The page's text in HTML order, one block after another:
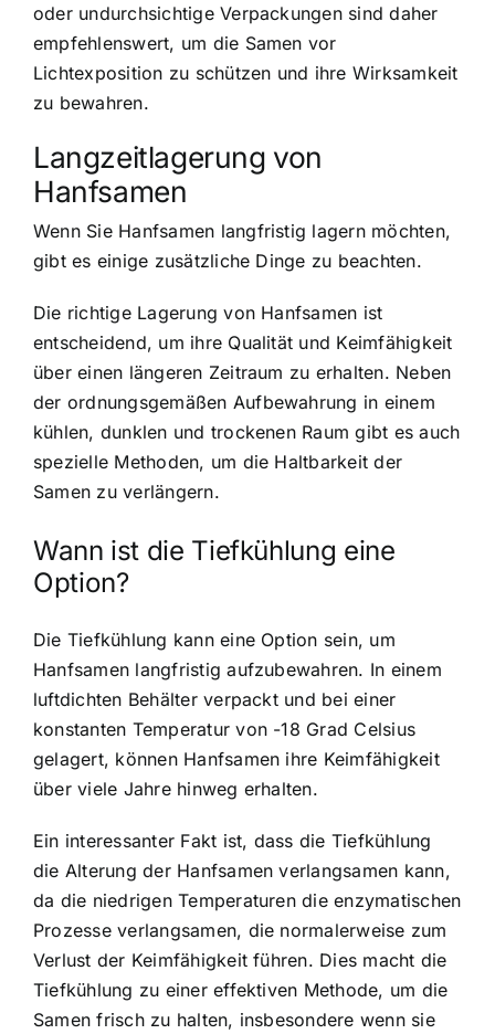
oder undurchsichtige Verpackungen sind daher
empfehlenswert, um die Samen vor
Lichtexposition zu schützen und ihre Wirksamkeit
zu bewahren.
Langzeitlagerung von
Hanfsamen
Wenn Sie Hanfsamen langfristig lagern möchten,
gibt es einige zusätzliche Dinge zu beachten.
Die richtige Lagerung von Hanfsamen ist
entscheidend, um ihre Qualität und Keimfähigkeit
über einen längeren Zeitraum zu erhalten. Neben
der ordnungsgemäßen Aufbewahrung in einem
kühlen, dunklen und trockenen Raum gibt es auch
spezielle Methoden, um die Haltbarkeit der
Samen zu verlängern.
Wann ist die Tiefkühlung eine
Option?
Die Tiefkühlung kann eine Option sein, um
Hanfsamen langfristig aufzubewahren. In einem
luftdichten Behälter verpackt und bei einer
konstanten Temperatur von -18 Grad Celsius
gelagert, können Hanfsamen ihre Keimfähigkeit
über viele Jahre hinweg erhalten.
Ein interessanter Fakt ist, dass die Tiefkühlung
die Alterung der Hanfsamen verlangsamen kann,
da die niedrigen Temperaturen die enzymatischen
Prozesse verlangsamen, die normalerweise zum
Verlust der Keimfähigkeit führen. Dies macht die
Tiefkühlung zu einer effektiven Methode, um die
Samen frisch zu halten, insbesondere wenn sie